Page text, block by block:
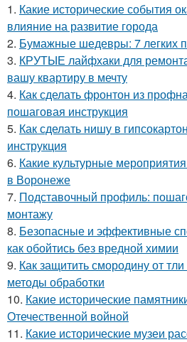
1. Какие исторические события
влияние на развитие города
2. Бумажные шедевры: 7 легких
3. КРУТЫЕ лайфхаки для
вашу квартиру в мечту
4. Как сделать фронтон из
пошаговая инструкция
5. Как сделать нишу в
инструкция
6. Какие культурные
в Воронеже
7. Подставочный профиль:
монтажу
8. Безопасные и эффективные
как обойтись без вредной химии
9. Как защитить смородину от
методы обработки
10. Какие исторические
Отечественной войной
11. Какие исторические музеи